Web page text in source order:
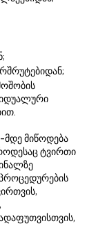
მიწოდება
ტვირთი
პროცედურების